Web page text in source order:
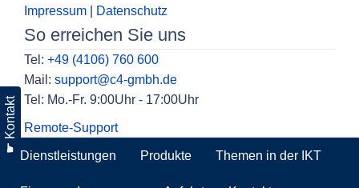
☛ Kontakt
Impressum
Datenschutz
So erreichen Sie uns
Tel: +49 (4106) 760 600
Mail: support@c4-gmbh.de
Tel: Mo.-Fr. 9:00Uhr - 17:00Uhr
Remote-Support
Dienstleistungen Produkte Themen in der IKT